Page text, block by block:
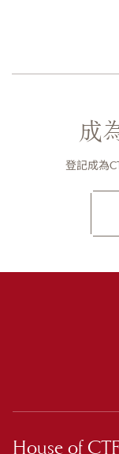
成
登記成為
House of CTF